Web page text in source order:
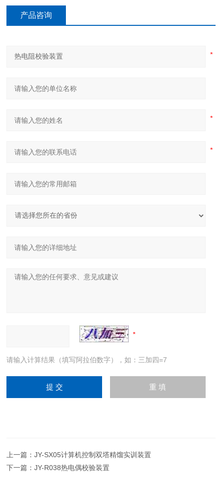
产品咨询
请输入计算结果（填写阿拉伯数字），如：三加四=7
上一篇：JY-SX05计算机控制双塔精馏实训装置
下一篇：JY-R038热电偶校验装置